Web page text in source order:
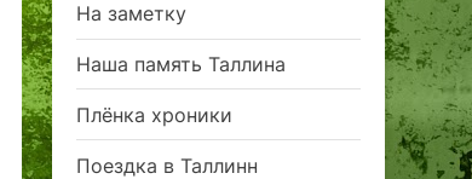
На заметку
Наша память Таллина
Плёнка хроники
Поездка в Таллинн